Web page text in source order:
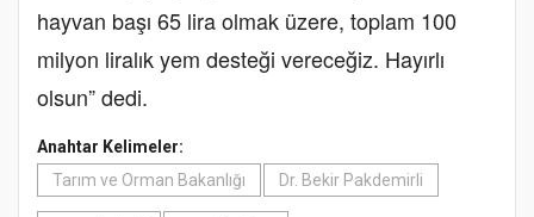
hayvan başı 65 lira olmak üzere, toplam 100
milyon liralık yem desteği vereceğiz. Hayırlı
olsun” dedi.
Anahtar Kelimeler:
Tarım ve Orman Bakanlığı
Dr. Bekir Pakdemirli